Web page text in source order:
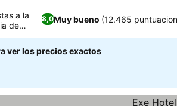
8,0Muy bueno (12.465
a la
de
ver los precios exactos